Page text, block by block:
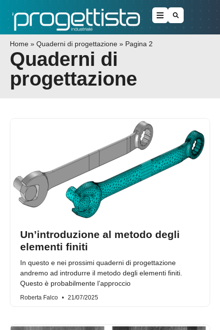
Home » Quaderni di progettazione » Pagina 2
Quaderni di
progettazione
Un’introduzione al metodo degli
elementi finiti
In questo e nei prossimi quaderni di progettazione
andremo ad introdurre il metodo degli elementi finiti.
Questo è probabilmente l’approccio
Roberta Falco 21/07/2025